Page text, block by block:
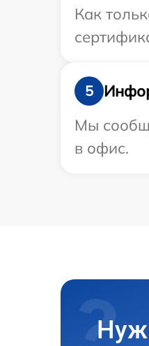
Как
5
Мы
в офис.